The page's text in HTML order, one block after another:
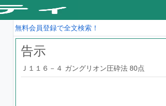
無料会員登録で全文検索！
告示
Ｊ１１６－４ ガングリオン圧砕法 80点